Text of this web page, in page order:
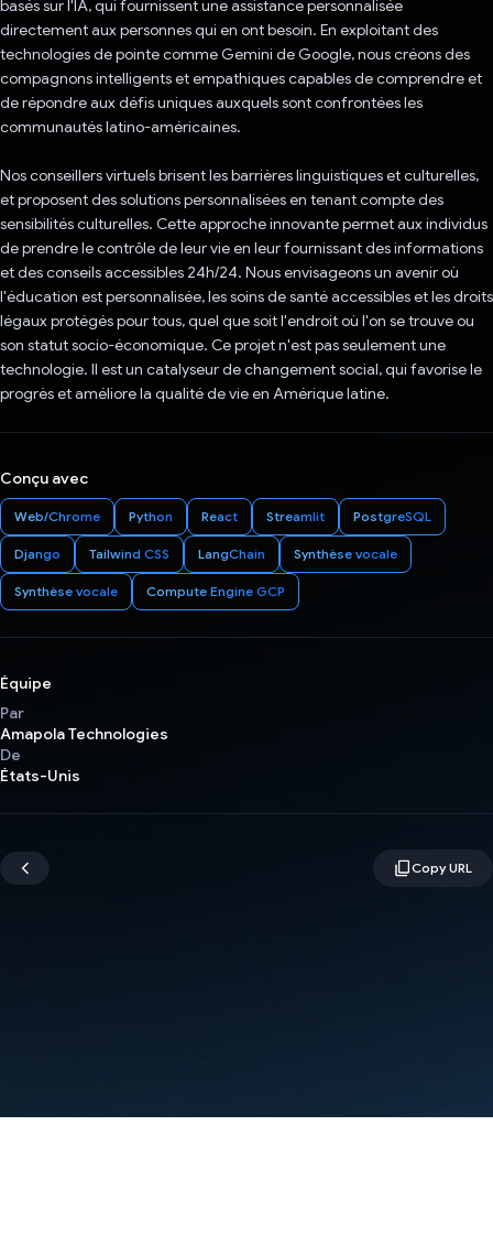
basés sur l'IA, qui fournissent une assistance personnalisée
directement aux personnes qui en ont besoin. En exploitant des
technologies de pointe comme Gemini de Google, nous créons des
compagnons intelligents et empathiques capables de comprendre et
de répondre aux défis uniques auxquels sont confrontées les
communautés latino-américaines.
Nos conseillers virtuels brisent les barrières linguistiques et culturelles,
et proposent des solutions personnalisées en tenant compte des
sensibilités culturelles. Cette approche innovante permet aux individus
de prendre le contrôle de leur vie en leur fournissant des informations
et des conseils accessibles 24h/24. Nous envisageons un avenir où
l'éducation est personnalisée, les soins de santé accessibles et les droits
légaux protégés pour tous, quel que soit l'endroit où l'on se trouve ou
son statut socio-économique. Ce projet n'est pas seulement une
technologie. Il est un catalyseur de changement social, qui favorise le
progrès et améliore la qualité de vie en Amérique latine.
Conçu avec
Web/Chrome Python React Streamlit PostgreSQL
Django Tailwind CSS LangChain Synthèse vocale
Synthèse vocale Compute Engine GCP
Équipe
Par
Amapola Technologies
De
États-Unis